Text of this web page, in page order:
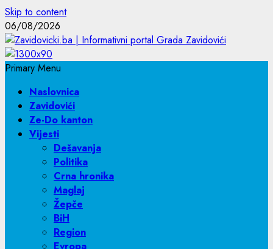
Skip to content
06/08/2026
Primary Menu
Naslovnica
Zavidovići
Ze-Do kanton
Vijesti
Dešavanja
Politika
Crna hronika
Maglaj
Žepče
BiH
Region